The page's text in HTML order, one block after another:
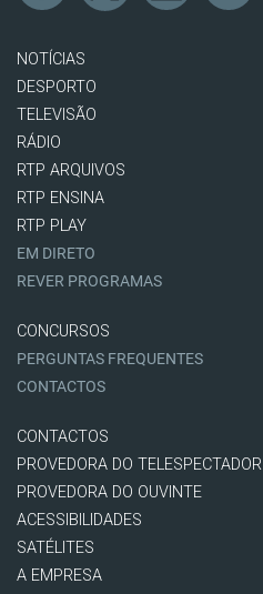
NOTÍCIAS
DESPORTO
TELEVISÃO
RÁDIO
RTP ARQUIVOS
RTP ENSINA
RTP PLAY
EM DIRETO
REVER PROGRAMAS
CONCURSOS
PERGUNTAS FREQUENTES
CONTACTOS
CONTACTOS
PROVEDORA DO TELESPECTADOR
PROVEDORA DO OUVINTE
ACESSIBILIDADES
SATÉLITES
A EMPRESA